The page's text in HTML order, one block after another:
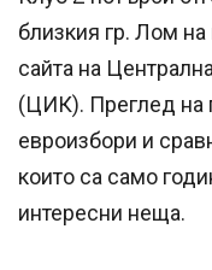
близкия гр. Лом
сайта на
(ЦИК). Преглед на
евроизбори и
които са само
интересни неща.